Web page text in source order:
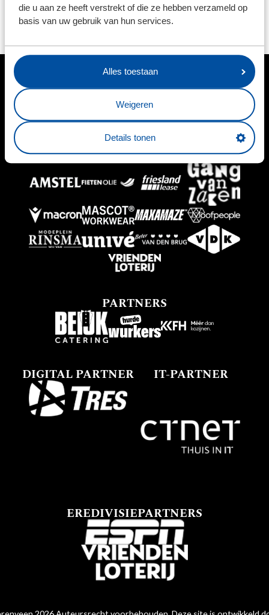
die u aan ze heeft verstrekt of die ze hebben verzameld op
basis van uw gebruik van hun services.
Alles toestaan
Weigeren
Details tonen
informatie? Mail dan naarkarin.mulder@sc-
heerenveen.nl.
HOOFDSPONSOR
BUSINESSPARTNERS
PARTNERS
DIGITAL PARTNER IT-PARTNER
EREDIVISIEPARTNERS